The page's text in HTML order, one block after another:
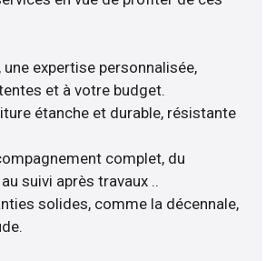
expertise personnalisée,
et à votre budget.
étanche et durable, résistante
complet, du
suivi après travaux ..
solides, comme la décennale,